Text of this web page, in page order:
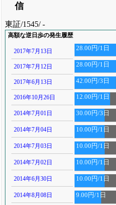
信
東証/1545/ -
高額な逆日歩の発生履歴
2017年7月13日 28.00円/1日
2017年7月12日 28.00円/1日
2017年6月13日 42.00円/3日
2016年10月26日 12.00円/1日
2014年7月01日 30.00円/3日
2014年7月04日 10.00円/1日
2014年7月03日 10.00円/1日
2014年7月02日 10.00円/1日
2014年6月30日 10.00円/1日
2014年8月08日 9.00円/1日